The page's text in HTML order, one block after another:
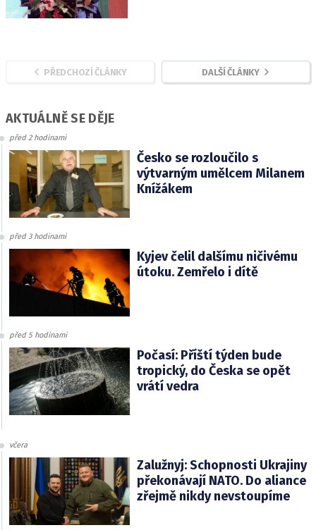
PŘEDCHOZÍ ČLÁNKY DALŠÍ ČLÁNKY
AKTUÁLNĚ SE DĚJE
před 2 hodinami
Česko se rozloučilo s
výtvarným umělcem Milanem
Knížákem
před 3 hodinami
Kyjev čelil dalšímu ničivému
útoku. Zemřelo i dítě
před 5 hodinami
Počasí: Příští týden bude
tropický, do Česka se opět
vrátí vedra
včera
Zalužnyj: Schopnosti Ukrajiny
překonávají NATO. Do aliance
zřejmě nikdy nevstoupíme